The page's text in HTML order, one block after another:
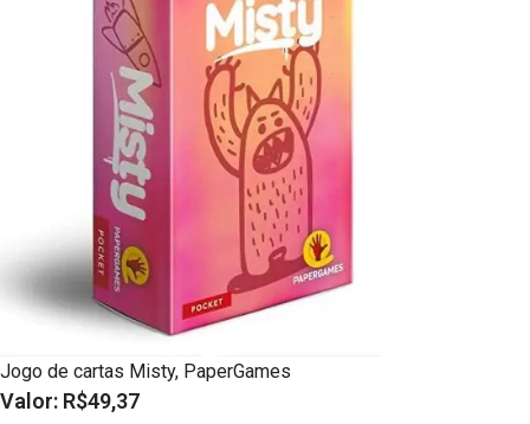
Jogo de cartas Misty, PaperGames
Valor: R$49,37